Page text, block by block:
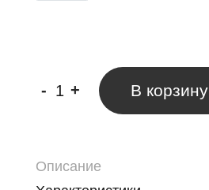
- + В корзину
Описание